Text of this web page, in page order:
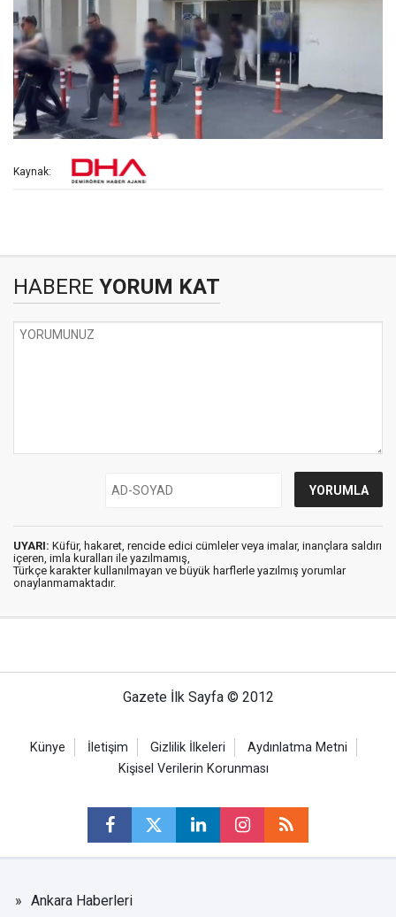
Kaynak:
HABERE YORUM KAT
UYARI: Küfür, hakaret, rencide edici cümleler veya imalar, inançlara saldırı
içeren, imla kuralları ile yazılmamış,
Türkçe karakter kullanılmayan ve büyük harflerle yazılmış yorumlar
onaylanmamaktadır.
Gazete İlk Sayfa © 2012
Künye İletişim Gizlilik İlkeleri
Aydınlatma Metni
Kişisel Verilerin Korunması
Ankara Haberleri